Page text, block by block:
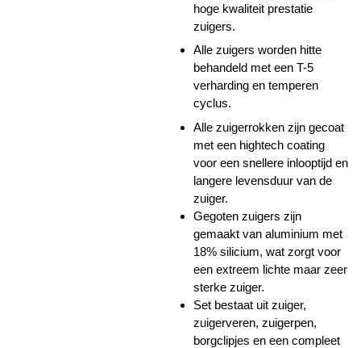
hoge kwaliteit prestatie
zuigers.
Alle zuigers worden hitte
behandeld met een T-5
verharding en temperen
cyclus.
Alle zuigerrokken zijn gecoat
met een hightech coating
voor een snellere inlooptijd en
langere levensduur van de
zuiger.
Gegoten zuigers zijn
gemaakt van aluminium met
18% silicium, wat zorgt voor
een extreem lichte maar zeer
sterke zuiger.
Set bestaat uit zuiger,
zuigerveren, zuigerpen,
borgclipjes en een compleet